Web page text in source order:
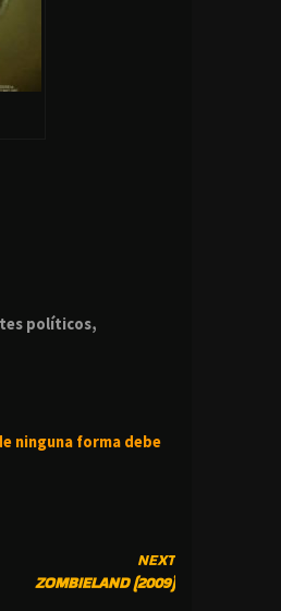
políticos,
ninguna forma debe
NEXT
ZOMBIELAND (2009)